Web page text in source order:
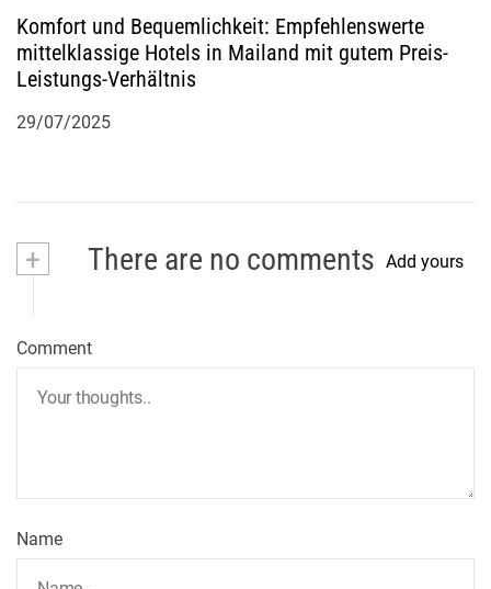
Komfort und Bequemlichkeit: Empfehlenswerte
mittelklassige Hotels in Mailand mit gutem Preis-
Leistungs-Verhältnis
29/07/2025
+ There are no comments Add yours
Comment
Name